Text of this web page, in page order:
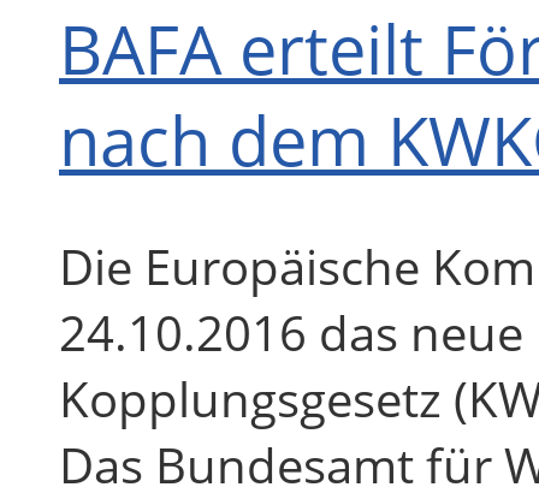
BAFA erteilt
nach dem
Die Europäische
24.10.2016 das
Kopplungsgesetz
Das Bundesamt für